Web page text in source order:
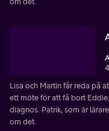
Lisa och Martin får reda på
ett möte för att få bort
diagnos. Patrik, som är
om det.